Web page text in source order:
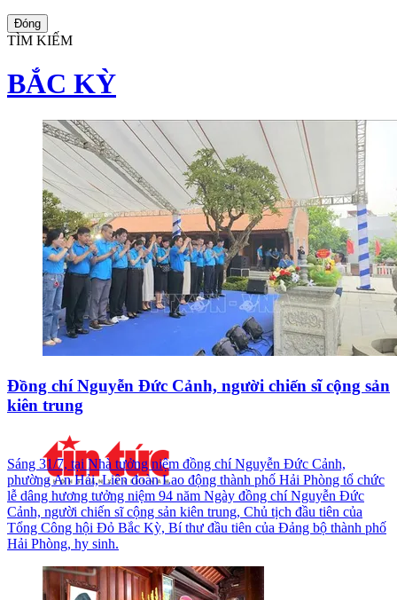
Đóng
TÌM KIẾM
BẮC KỲ
Đồng chí Nguyễn Đức Cảnh, người chiến sĩ cộng sản
kiên trung
Sáng 31/7, tại Nhà tưởng niệm đồng chí Nguyễn Đức Cảnh,
phường An Hải, Liên đoàn Lao động thành phố Hải Phòng tổ chức
lễ dâng hương tưởng niệm 94 năm Ngày đồng chí Nguyễn Đức
Cảnh, người chiến sĩ cộng sản kiên trung, Chủ tịch đầu tiên của
Tổng Công hội Đỏ Bắc Kỳ, Bí thư đầu tiên của Đảng bộ thành phố
Hải Phòng, hy sinh.